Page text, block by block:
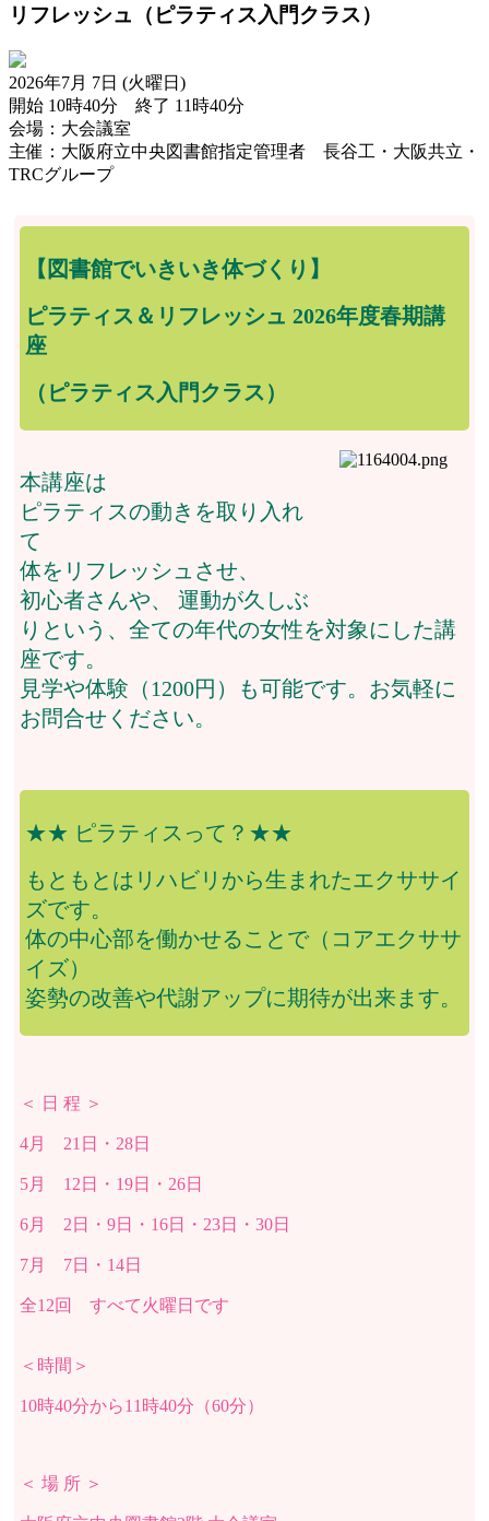
リフレッシュ（ピラティス入門クラス）
2026年7月 7日 (火曜日)
開始 10時40分 終了 11時40分
会場：大会議室
主催：大阪府立中央図書館指定管理者 長谷工・大阪共立・
TRCグループ
【図書館でいきいき体づくり】
ピラティス＆リフレッシュ 2026年度春期講
座
（ピラティス入門クラス）
本講座は
ピラティスの動きを取り入れ
て
体をリフレッシュさせ、
初心者さんや、 運動が久しぶ
りという、全ての年代の女性を対象にした講
座です。
見学や体験（1200円）も可能です。お気軽に
お問合せください。
★★ ピラティスって？★★
もともとはリハビリから生まれたエクササイ
ズです。
体の中心部を働かせることで（コアエクササ
イズ）
姿勢の改善や代謝アップに期待が出来ます。
＜ 日 程 ＞
4月 21日・28日
5月 12日・19日・26日
6月 2日・9日・16日・23日・30日
7月 7日・14日
全12回 すべて火曜日です
＜時間＞
10時40分から11時40分（60分）
＜ 場 所 ＞